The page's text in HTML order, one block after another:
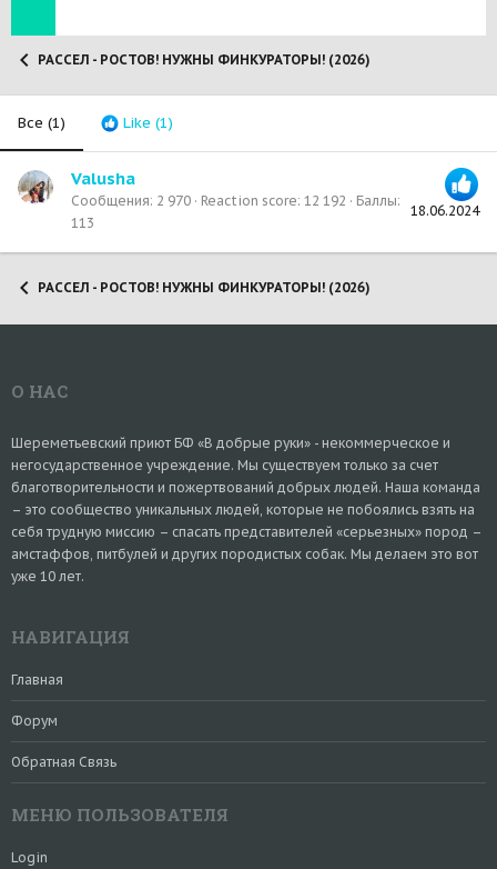
РАССЕЛ - РОСТОВ! НУЖНЫ ФИНКУРАТОРЫ! (2026)
Все (1) Like (1)
18.06.2024
Valusha
Сообщения 2 970 Reaction score 12 192
Баллы
113
РАССЕЛ - РОСТОВ! НУЖНЫ ФИНКУРАТОРЫ! (2026)
О НАС
Шереметьевский приют БФ «В добрые руки» - некоммерческое и
негосударственное учреждение. Мы существуем только за счет
благотворительности и пожертвований добрых людей. Наша команда
– это сообщество уникальных людей, которые не побоялись взять на
себя трудную миссию – спасать представителей «серьезных» пород –
амстаффов, питбулей и других породистых собак. Мы делаем это вот
уже 10 лет.
НАВИГАЦИЯ
Главная
Форум
Обратная Связь
МЕНЮ ПОЛЬЗОВАТЕЛЯ
Login